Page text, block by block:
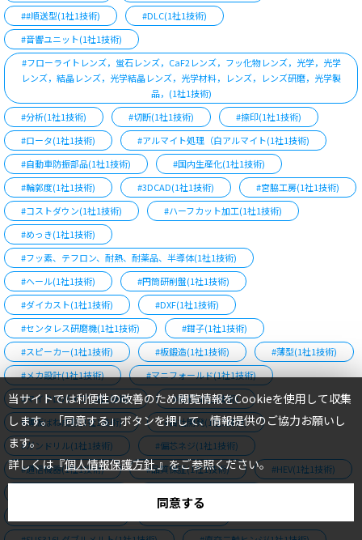
##順送型(1社1技術)
#DLC(1社1技術)
#音響ユニット(1社1技術)
#フローライトレンズ，蛍石レンズ，CaF2レンズ，フッ化物レンズ，光学，光学
レンズ，結晶レンズ，光学結晶レンズ，光学材料，レンズ，レンズ研磨，光学製
品，(1社1技術)
#分析(1社1技術)
#切断(1社1技術)
#捺印(1社1技術)
#ロータ(1社1技術)
#アルマイト処理（白アルマイト(1社1技術)
#自動車防振部品(1社1技術)
#国内生産化(1社1技術)
#輪郭度(1社1技術)
#3DCAD(1社1技術)
#宮脇工房(1社1技術)
#コストダウン(1社1技術)
#ハーフカット加工(1社1技術)
#めっき(1社1技術)
#フッ素、テフロン、耐熱、耐薬品、半導体(1社1技術)
#ヘール(1社1技術)
#円筒研削盤(1社1技術)
#ダイカスト(1社1技術)
#DXF(1社1技術)
#センタレス研磨機(1社1技術)
#鉗子(1社1技術)
#スピーカー(1社1技術)
#板鍛造(1社1技術)
#薄型(1社1技術)
#メカ設計(1社1技術)
#マニフォールド(1社1技術)
#マイクロパイプ(1社1技術)
#砥石(1社1技術)
#薄板ばね成形(1社1技術)
#自社開発(1社1技術)
#ガンドリル(1社1技術)
#偏芯ネジ(1社1技術)
#通信機器(1社1技術)
#品質保証(1社1技術)
#HEV(1社1技術)
TOP
当サイトでは利便性の改善のため閲覧情報をCookieを使用して収集
します。「同意する」ボタンを押して、情報提供のご協力お願いし
ます。
詳しくは『個人情報保護方針』をご参照ください。
同意する